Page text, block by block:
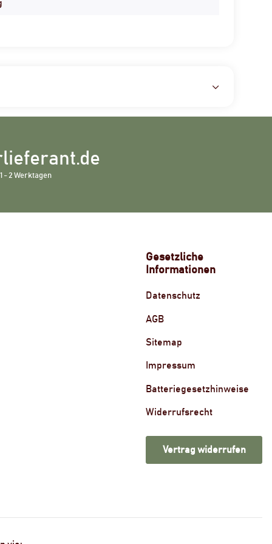
- 2 Werktagen
Gesetzliche
Informationen
Datenschutz
AGB
Sitemap
Impressum
Batteriegesetzhinweise
Widerrufsrecht
Vertrag widerrufen